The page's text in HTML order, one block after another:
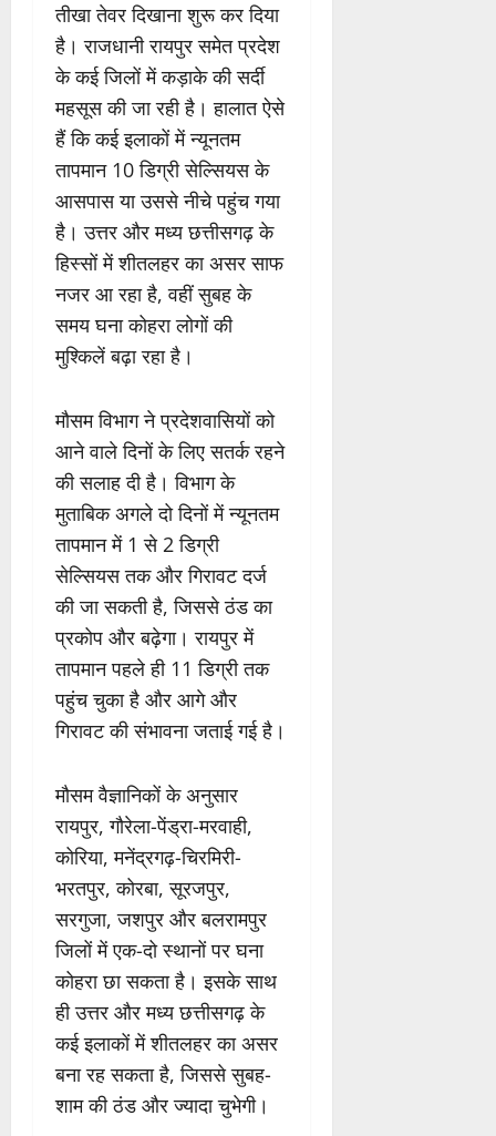
तीखा तेवर दिखाना शुरू कर दिया
है। राजधानी रायपुर समेत प्रदेश
के कई जिलों में कड़ाके की सर्दी
महसूस की जा रही है। हालात ऐसे
हैं कि कई इलाकों में न्यूनतम
तापमान 10 डिग्री सेल्सियस के
आसपास या उससे नीचे पहुंच गया
है। उत्तर और मध्य छत्तीसगढ़ के
हिस्सों में शीतलहर का असर साफ
नजर आ रहा है, वहीं सुबह के
समय घना कोहरा लोगों की
मुश्किलें बढ़ा रहा है।
मौसम विभाग ने प्रदेशवासियों को
आने वाले दिनों के लिए सतर्क रहने
की सलाह दी है। विभाग के
मुताबिक अगले दो दिनों में न्यूनतम
तापमान में 1 से 2 डिग्री
सेल्सियस तक और गिरावट दर्ज
की जा सकती है, जिससे ठंड का
प्रकोप और बढ़ेगा। रायपुर में
तापमान पहले ही 11 डिग्री तक
पहुंच चुका है और आगे और
गिरावट की संभावना जताई गई है।
मौसम वैज्ञानिकों के अनुसार
रायपुर, गौरेला-पेंड्रा-मरवाही,
कोरिया, मनेंद्रगढ़-चिरमिरी-
भरतपुर, कोरबा, सूरजपुर,
सरगुजा, जशपुर और बलरामपुर
जिलों में एक-दो स्थानों पर घना
कोहरा छा सकता है। इसके साथ
ही उत्तर और मध्य छत्तीसगढ़ के
कई इलाकों में शीतलहर का असर
बना रह सकता है, जिससे सुबह-
शाम की ठंड और ज्यादा चुभेगी।